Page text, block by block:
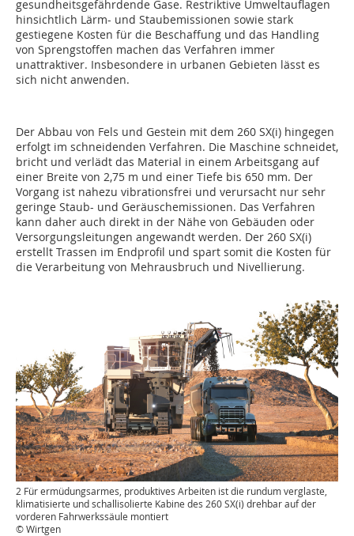
gesundheitsgefährdende Gase. Restriktive Umweltauflagen
hinsichtlich Lärm- und Staubemissionen sowie stark
gestiegene Kosten für die Beschaffung und das Handling
von Sprengstoffen machen das Verfahren immer
unattraktiver. Insbesondere in urbanen Gebieten lässt es
sich nicht anwenden.
Der Abbau von Fels und Gestein mit dem 260 SX(i) hingegen
erfolgt im schneidenden Verfahren. Die Maschine schneidet,
bricht und verlädt das Material in einem Arbeitsgang auf
einer Breite von 2,75 m und einer Tiefe bis 650 mm. Der
Vorgang ist nahezu vibrationsfrei und verursacht nur sehr
geringe Staub- und Geräuschemissionen. Das Verfahren
kann daher auch direkt in der Nähe von Gebäuden oder
Versorgungsleitungen angewandt werden. Der 260 SX(i)
erstellt Trassen im Endprofil und spart somit die Kosten für
die Verarbeitung von Mehrausbruch und Nivellierung.
2 Für ermüdungsarmes, produktives Arbeiten ist die rundum verglaste,
klimatisierte und schallisolierte Kabine des 260 SX(i) drehbar auf der
vorderen Fahrwerkssäule montiert
© Wirtgen